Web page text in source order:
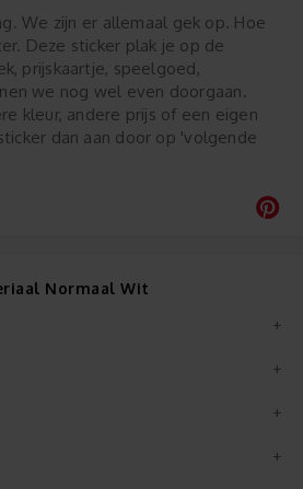
We zijn er allemaal gek op. Hoe
Deze sticker plak je op de
prijskaartje, speelgoed,
we nog wel even doorgaan.
kleur, andere prijs of een eigen
dan aan door op 'volgende
Normaal Wit